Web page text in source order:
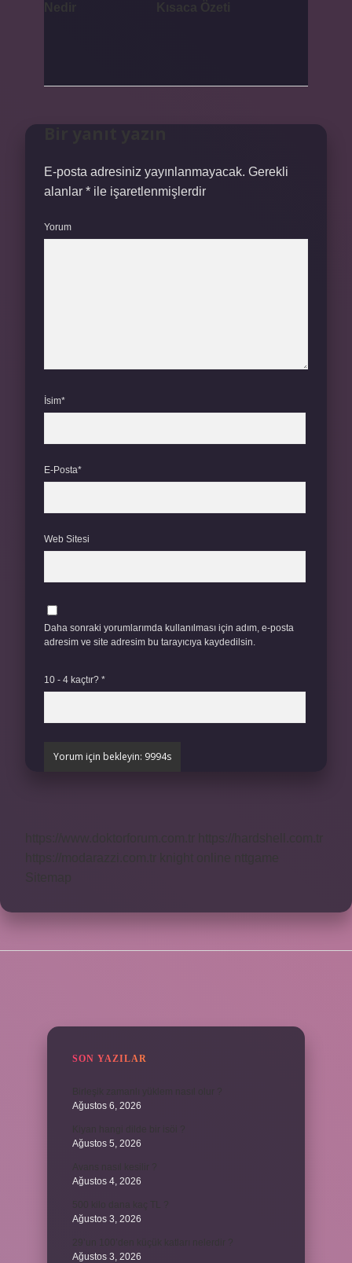
E-posta adresiniz yayınlanmayacak. Gerekli
alanlar * ile işaretlenmişlerdir
Yorum
İsim*
E-Posta*
Web Sitesi
Daha sonraki yorumlarımda kullanılması için adım, e-posta
adresim ve site adresim bu tarayıcıya kaydedilsin.
10 - 4 kaçtır? *
SON YAZILAR
Ağustos 6, 2026
Ağustos 5, 2026
Ağustos 4, 2026
Ağustos 3, 2026
Ağustos 3, 2026